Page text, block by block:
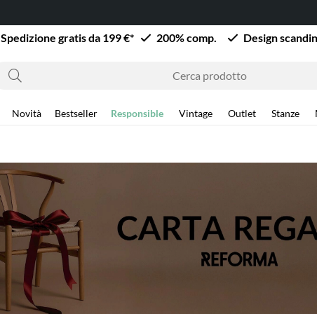
Spedizione gratis da 199 €*
200% comp. Design
Novità Bestseller Responsible Vintage Outlet Stanze